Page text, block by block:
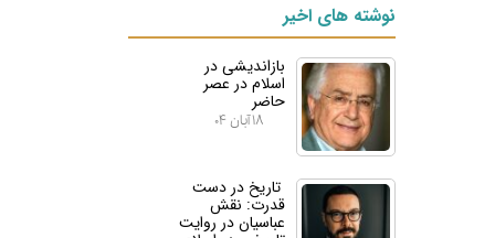
نوشته های اخیر
بازاندیشی در
اسلام در عصر
حاضر
۱۸ آبان ۰۴
تاریخ در دست
قدرت: نقش
عباسیان در روایت